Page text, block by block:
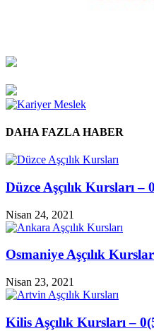
DAHA FAZLA HABER
Düzce Aşçılık Kursları –
Nisan 24, 2021
Osmaniye Aşçılık
Nisan 23, 2021
Kilis Aşçılık Kursları –